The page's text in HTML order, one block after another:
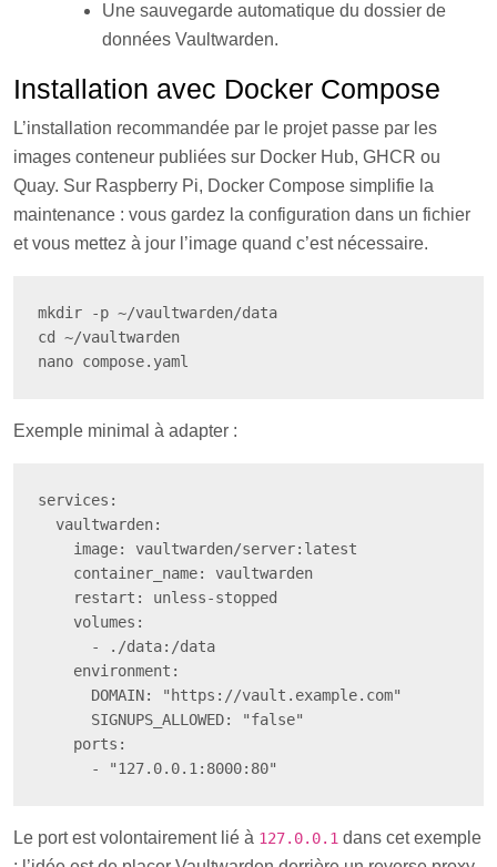
Une sauvegarde automatique du dossier de
données Vaultwarden.
Installation avec Docker Compose
L’installation recommandée par le projet passe par les
images conteneur publiées sur Docker Hub, GHCR ou
Quay. Sur Raspberry Pi, Docker Compose simplifie la
maintenance : vous gardez la configuration dans un fichier
et vous mettez à jour l’image quand c’est nécessaire.
mkdir -p ~/vaultwarden/data
cd ~/vaultwarden
nano compose.yaml
Exemple minimal à adapter :
services:
      - "127.0.0.1:8000:80"
Le port est volontairement lié à 127.0.0.1 dans cet exemple